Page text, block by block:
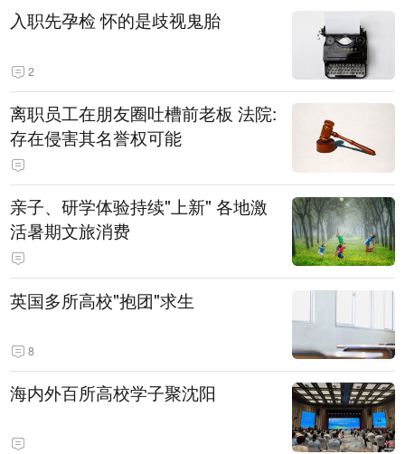
入职先孕检 怀的是歧视鬼胎
2
离职员工在朋友圈吐槽前老板 法院:
存在侵害其名誉权可能
亲子、研学体验持续"上新" 各地激
活暑期文旅消费
英国多所高校"抱团"求生
8
海内外百所高校学子聚沈阳